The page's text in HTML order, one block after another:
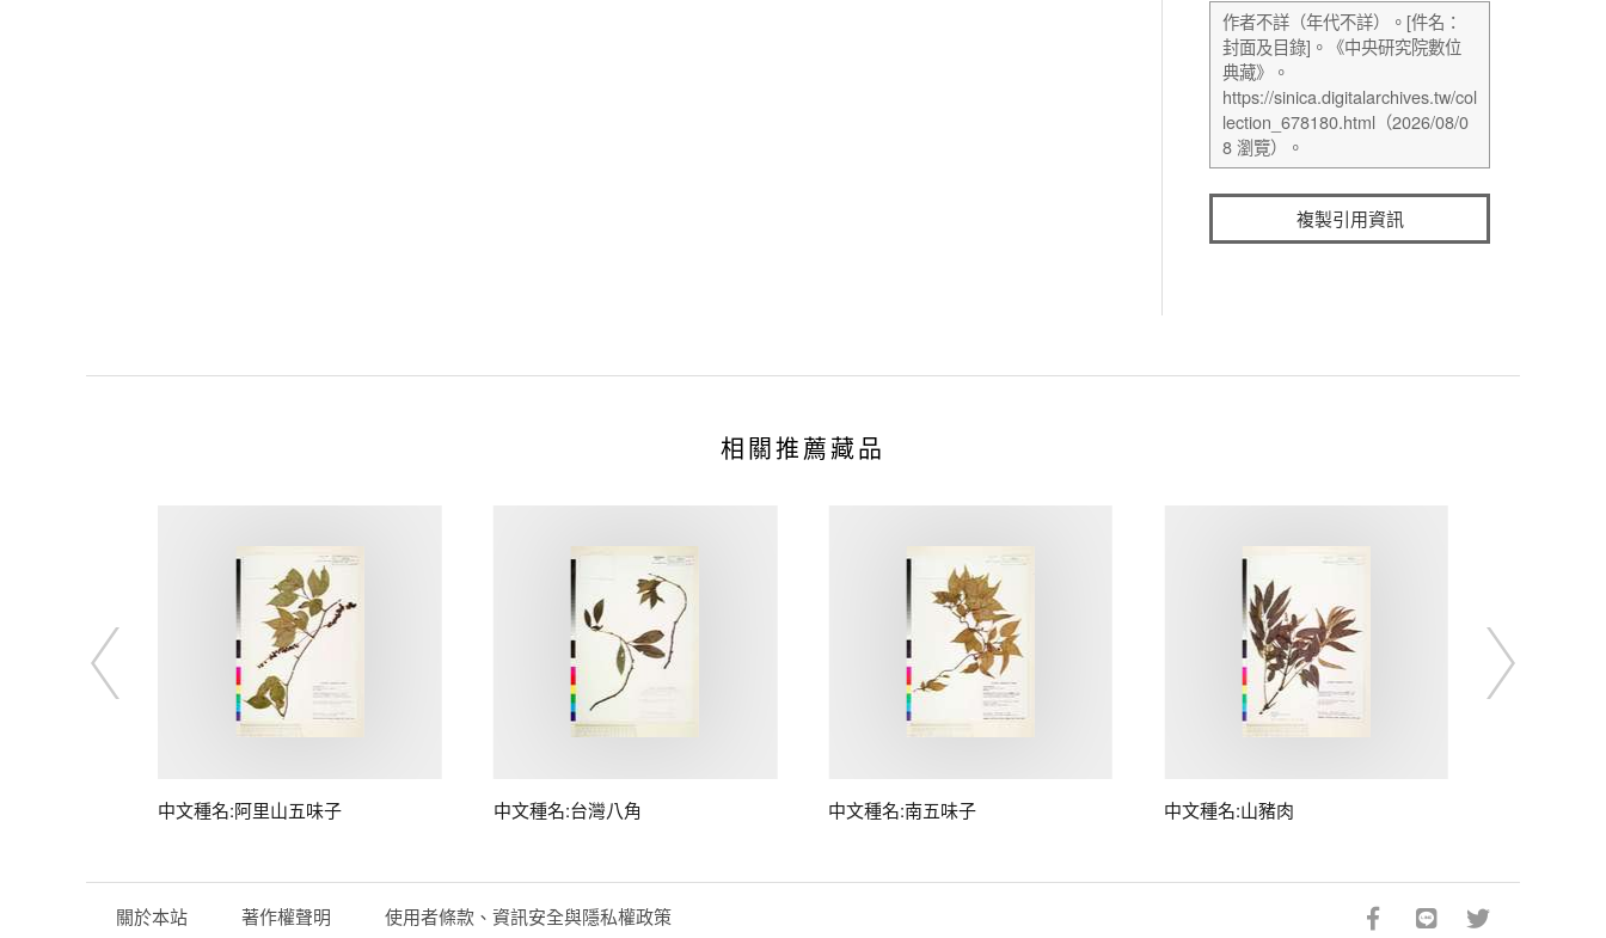
複製引用資訊
相關推薦藏品
中文種名:阿里山五味子 中文種名:台灣八角 中文種名:南五味子 中文種名:山豬肉
關於本站 著作權聲明 使用者條款、資訊安全與隱私權政策